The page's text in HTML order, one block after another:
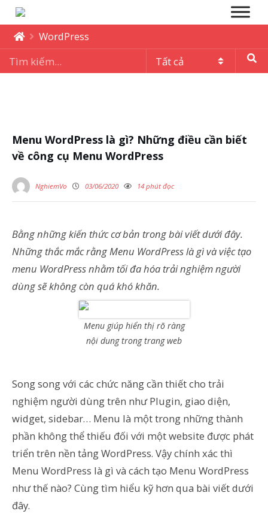
WordPress
Menu WordPress là gì? Những điều cần biết
về công cụ Menu WordPress
NghiemVo 03/06/2020 14 phút đọc
Bằng những kiến thức cơ bản trong bài viết dưới đây.
Những thắc mắc rằng Menu WordPress là gì và việc tạo
menu WordPress nhằm tối đa hóa trải nghiệm người
dùng sẽ không còn quá khó khăn.
Menu giúp hiển thị rõ ràng
nội dung trong trang web
Song song với các chức năng cần thiết cho trải
nghiệm người dùng trên như Plugin, giao diện,
widget, sidebar… Menu là một trong những thành
phần không thể thiếu đối với một website được phát
triển trên nền tảng WordPress. Vậy chính xác thì
Menu WordPress là gì và cách tạo Menu WordPress
như thế nào? Cùng tìm hiểu kỹ hơn qua bài viết dưới
đây.